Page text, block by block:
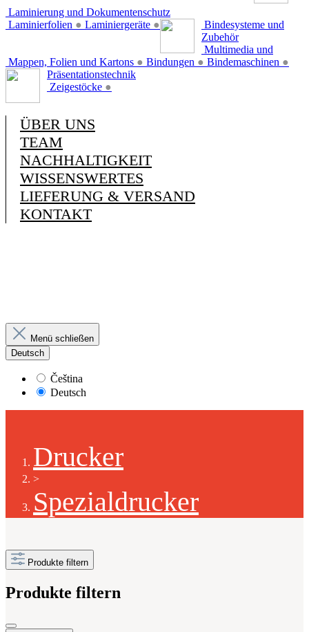
Laminierung und Dokumentenschutz
Laminierfolien ● Laminiergeräte ●
Bindesysteme und
Zubehör
Mappen, Folien und Kartons ● Bindungen ● Bindemaschinen ●
Multimedia und
Präsentationstechnik
Zeigestöcke ●
ÜBER UNS
TEAM
NACHHALTIGKEIT
WISSENSWERTES
LIEFERUNG & VERSAND
KONTAKT
Menü schließen
Deutsch
Čeština
Deutsch
Drucker
>
Spezialdrucker
Produkte filtern
Produkte filtern